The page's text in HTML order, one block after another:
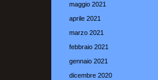
maggio 2021
aprile 2021
marzo 2021
febbraio 2021
gennaio 2021
dicembre 2020